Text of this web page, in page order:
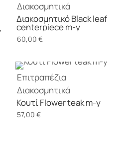
Διακοσμητικά
Διακοσμητικό Black leaf
centerpiece m-y
60,00 €
Επιτραπέζια
Διακοσμητικά
Κουτί Flower teak m-y
57,00 €